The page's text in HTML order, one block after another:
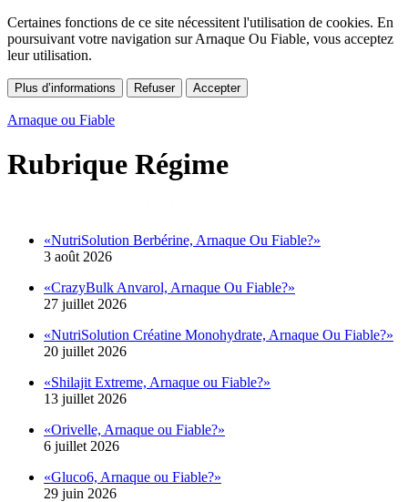
Certaines fonctions de ce site nécessitent l'utilisation de cookies. En
poursuivant votre navigation sur Arnaque Ou Fiable, vous acceptez
leur utilisation.
Plus d’informations Refuser Accepter
Arnaque ou Fiable
Rubrique Régime
«CrazyBulk Anvarol, Arnaque Ou Fiable?»
«NutriSolution Créatine Monohydrate, Arnaque Ou Fiable?»
«Shilajit Extreme, Arnaque ou Fiable?»
«Orivelle, Arnaque ou Fiable?»
«Gluco6, Arnaque ou Fiable?»
«Nitric Boost Ultra, Arnaque ou Fiable?»